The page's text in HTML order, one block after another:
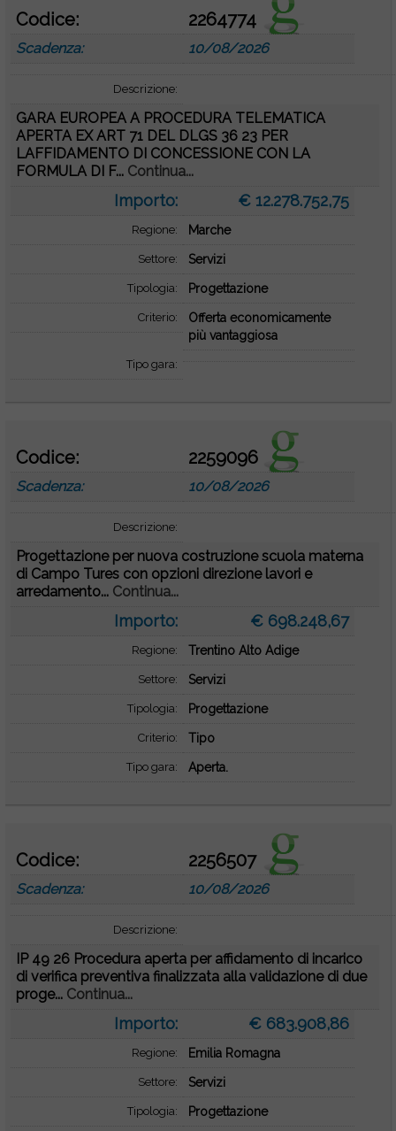
Codice: 2264774
Scadenza: 10/08/2026
Descrizione:
GARA EUROPEA A PROCEDURA TELEMATICA
APERTA EX ART 71 DEL DLGS 36 23 PER
LAFFIDAMENTO DI CONCESSIONE CON LA
FORMULA DI F... Continua...
Importo: € 12.278.752,75
Regione: Marche
Settore: Servizi
Tipologia: Progettazione
Criterio:
Offerta economicamente
più vantaggiosa
Tipo gara:
Codice: 2259096
Scadenza: 10/08/2026
Descrizione:
Progettazione per nuova costruzione scuola materna
di Campo Tures con opzioni direzione lavori e
arredamento... Continua...
Importo: € 698.248,67
Regione: Trentino Alto Adige
Settore: Servizi
Tipologia: Progettazione
Criterio: Tipo
Tipo gara: Aperta.
Codice: 2256507
Scadenza: 10/08/2026
Descrizione:
IP 49 26 Procedura aperta per affidamento di incarico
di verifica preventiva finalizzata alla validazione di due
proge... Continua...
Importo: € 683.908,86
Regione: Emilia Romagna
Settore: Servizi
Tipologia: Progettazione